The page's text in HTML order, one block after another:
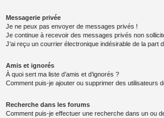
Messagerie privée
Je ne peux pas envoyer de messages privés !
Je continue à recevoir des messages privés non
J’ai reçu un courrier électronique indésirable de la part
Amis et ignorés
À quoi sert ma liste d’amis et d’ignorés ?
Comment puis-je ajouter ou supprimer des utilisateurs
Recherche dans les forums
Comment puis-je effectuer une recherche dans un ou